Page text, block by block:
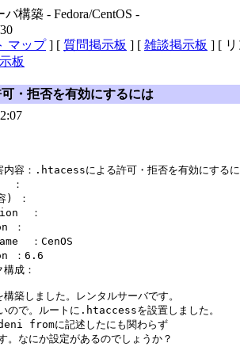
構築 - Fedora/CentOS -
マップ] [ 質問掲示板 ] [ 雑談掲示板 ] [
板
可・拒否を有効にするには
内容：.htacessによる許可・拒否を有効にする
：
) ：
：
：CenOS
6.6
成：
築しました。レンタルサーバです。
ので。ルートに.htaccessを設置しました。
fromに記述したにも関わらず
。なにか設定があるのでしょうか？